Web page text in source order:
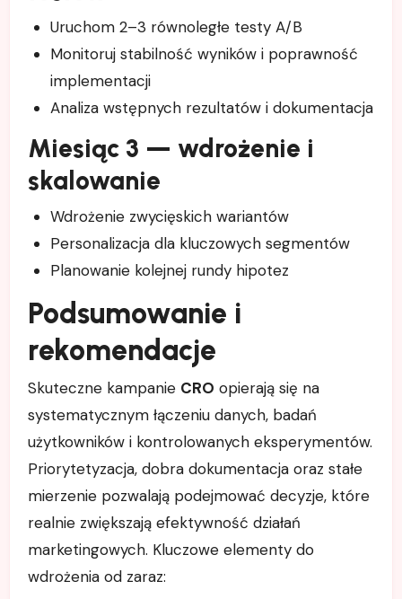
Uruchom 2–3 równoległe testy A/B
Monitoruj stabilność wyników i poprawność
implementacji
Analiza wstępnych rezultatów i dokumentacja
Miesiąc 3 — wdrożenie i
skalowanie
Wdrożenie zwycięskich wariantów
Personalizacja dla kluczowych segmentów
Planowanie kolejnej rundy hipotez
Podsumowanie i
rekomendacje
Skuteczne kampanie CRO opierają się na
systematycznym łączeniu danych, badań
użytkowników i kontrolowanych eksperymentów.
Priorytetyzacja, dobra dokumentacja oraz stałe
mierzenie pozwalają podejmować decyzje, które
realnie zwiększają efektywność działań
marketingowych. Kluczowe elementy do
wdrożenia od zaraz: